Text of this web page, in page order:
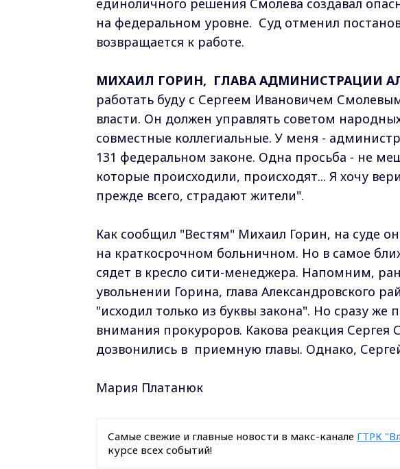
на федеральном уровне. Суд отменил
возвращается к работе.
МИХАИЛ ГОРИН, ГЛАВА АДМИНИСТРАЦИИ
работать буду с Сергеем Ивановичем
власти. Он должен управлять советом
совместные коллегиальные. У меня -
131 федеральном законе. Одна просьба - не
которые происходили, происходят... Я хочу
прежде всего, страдают жители".
Как сообщил "Вестям" Михаил Горин, на суде
на краткосрочном больничном. Но в самое
сядет в кресло сити-менеджера. Напомним,
увольнении Горина, глава Александровского
"исходил только из буквы закона". Но сразу же
внимания прокуроров. Какова реакция
дозвонились в приемную главы. Однако,
Мария Платанюк
Самые свежие и главные новости в макс-канале ГТРК
курсе всех событий!